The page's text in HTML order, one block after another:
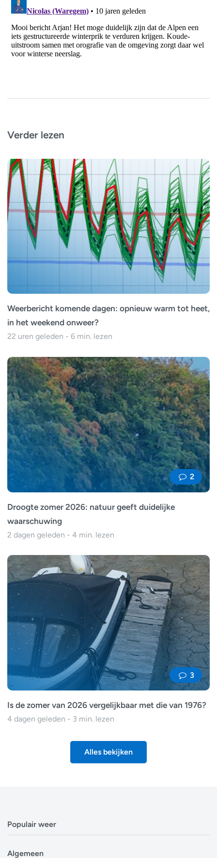
Verder lezen
Weerbericht komende dagen: opnieuw warm tot heet,
in het weekend onweer?
22 uren geleden - 6 min. lezen
2
Droogte zomer 2026: natuur geeft duidelijke
waarschuwing
2 dagen geleden - 4 min. lezen
3
Is de zomer van 2026 vergelijkbaar met die van 1976?
4 dagen geleden - 3 min. lezen
Alles bekijken
Populair weer
Algemeen